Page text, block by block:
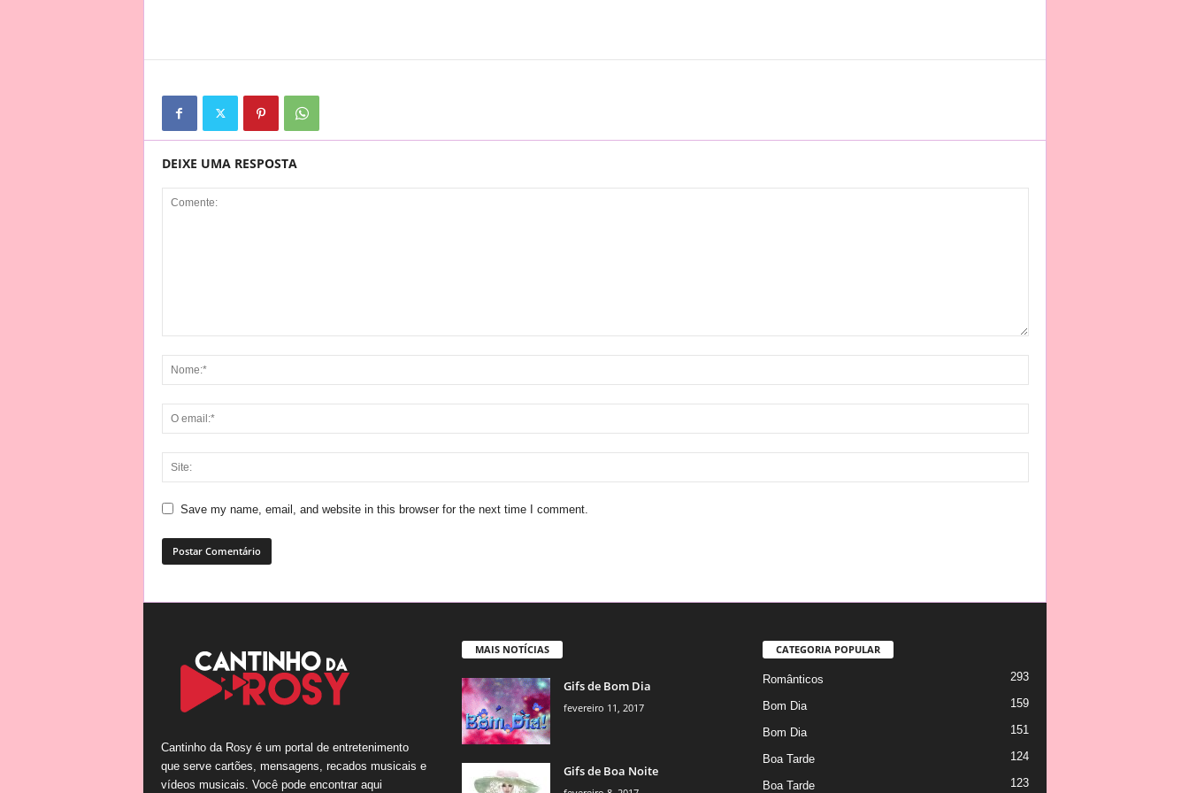
DEIXE UMA RESPOSTA
Save my name, email, and website in this browser for the next time I comment.
Cantinho da Rosy é um portal de entretenimento
que serve cartões, mensagens, recados musicais e
vídeos musicais. Você pode encontrar aqui
MAIS NOTÍCIAS
Gifs de Bom Dia
fevereiro 11, 2017
Gifs de Boa Noite
CATEGORIA POPULAR
Românticos 293
Bom Dia 159
Bom Dia 151
Boa Tarde 124
Boa Tarde 123